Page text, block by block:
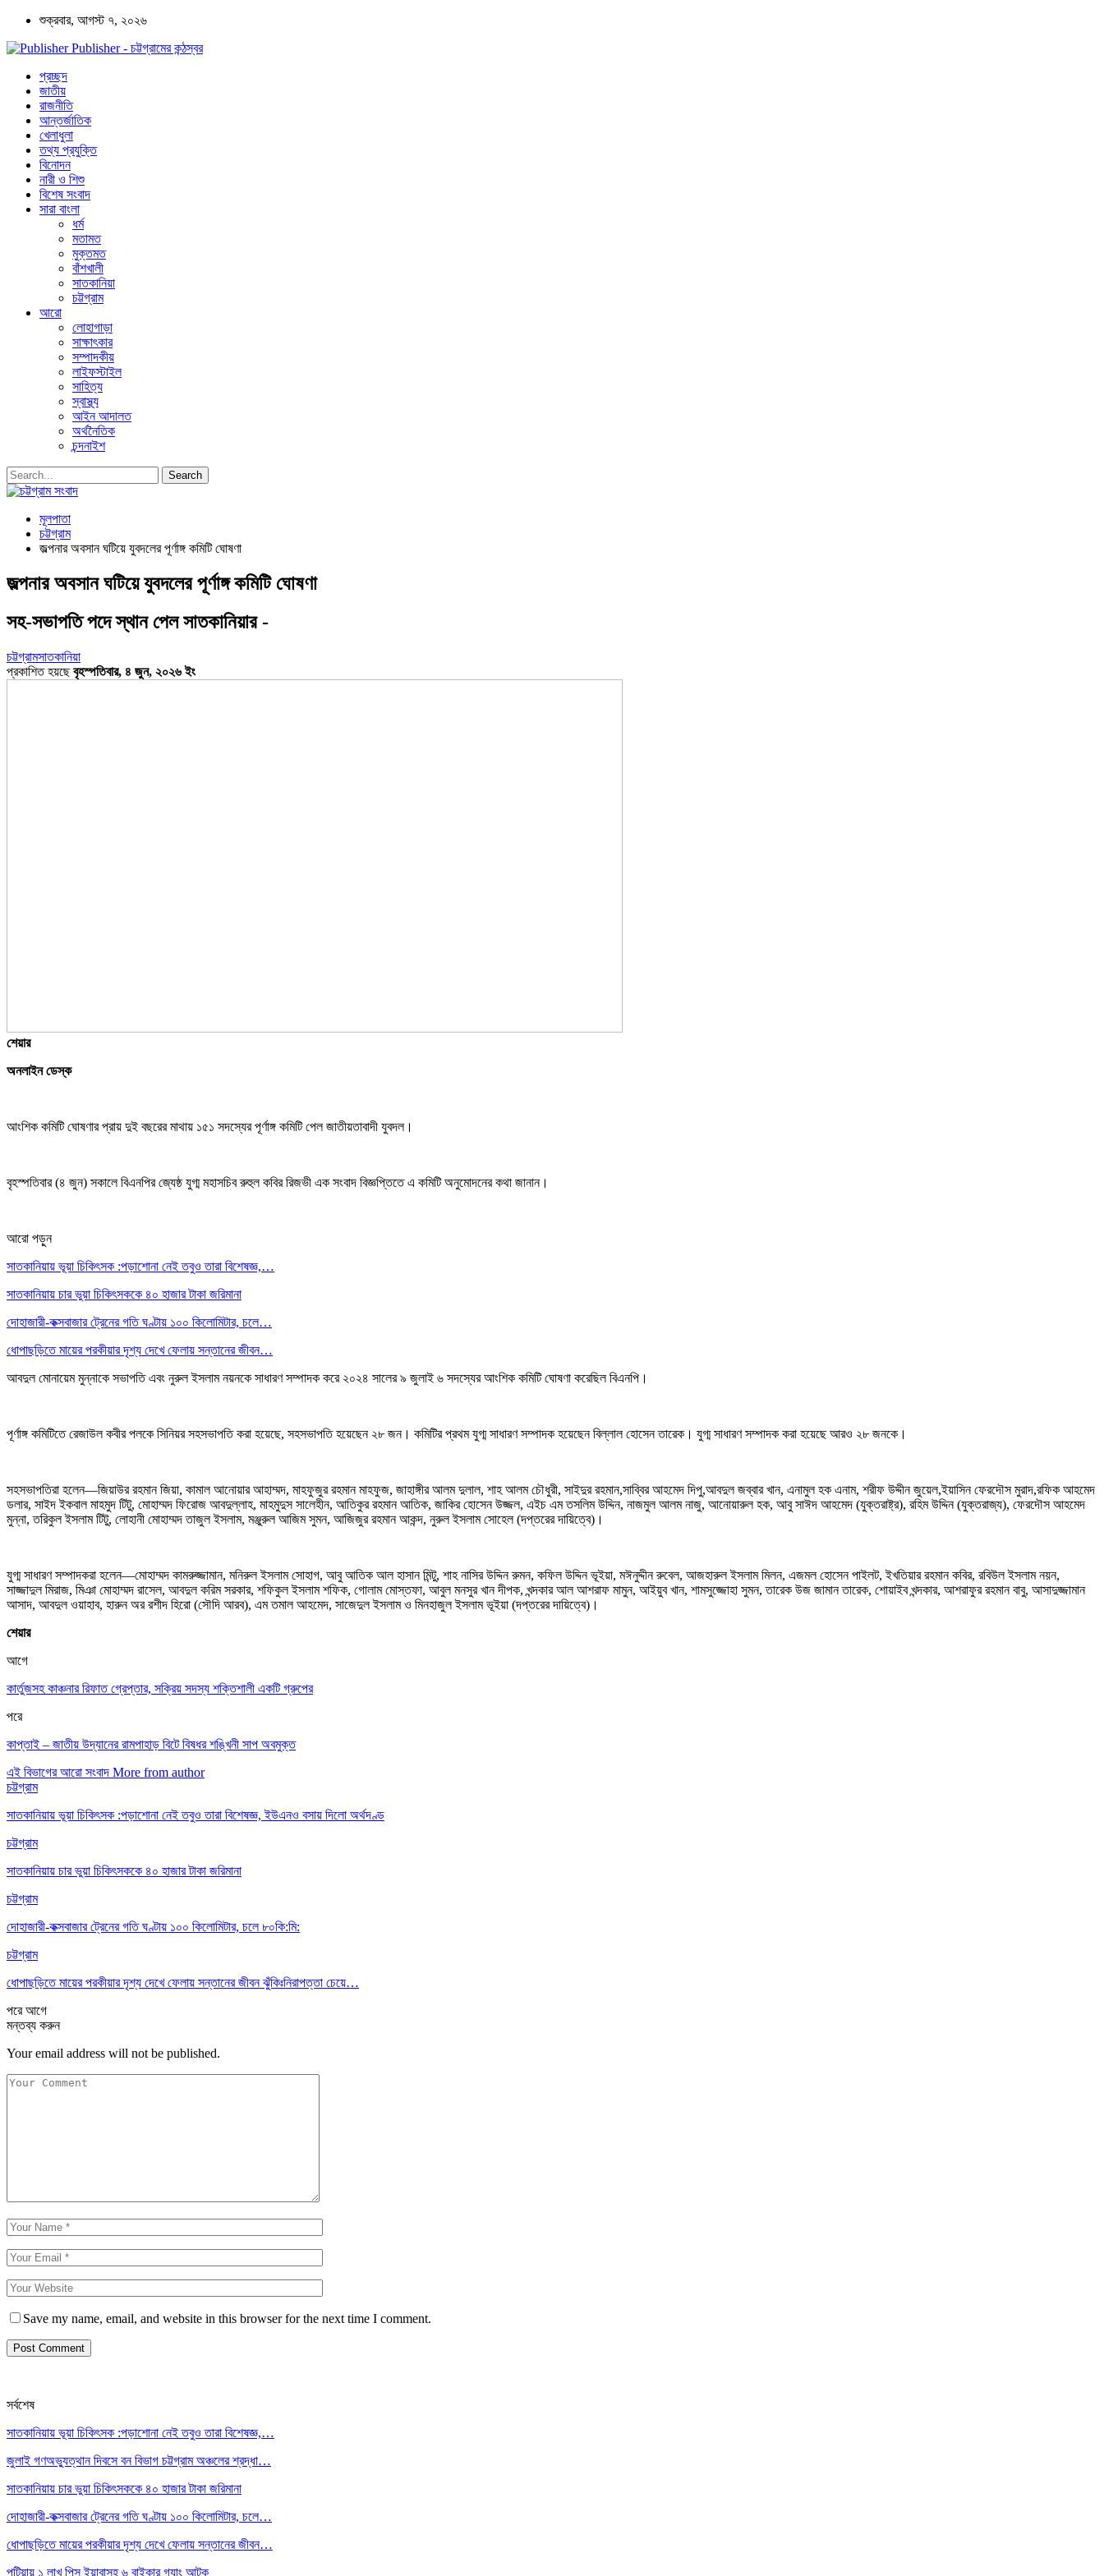
শুক্রবার, আগস্ট ৭, ২০২৬
Publisher - চট্টগ্রামের কন্ঠস্বর
প্রচ্ছদ
জাতীয়
রাজনীতি
আন্তর্জাতিক
খেলাধুলা
তথ্য প্রযুক্তি
বিনোদন
নারী ও শিশু
বিশেষ সংবাদ
সারা বাংলা
ধর্ম
মতামত
মুক্তমত
বাঁশখালী
সাতকানিয়া
চট্টগ্রাম
আরো
লোহাগাড়া
সাক্ষাৎকার
সম্পাদকীয়
লাইফস্টাইল
সাহিত্য
স্বাস্থ্য
আইন আদালত
অর্থনৈতিক
চন্দনাইশ
মূলপাতা
চট্টগ্রাম
জল্পনার অবসান ঘটিয়ে যুবদলের পূর্ণাঙ্গ কমিটি ঘোষণা
জল্পনার অবসান ঘটিয়ে যুবদলের পূর্ণাঙ্গ কমিটি ঘোষণা
সহ-সভাপতি পদে স্থান পেল সাতকানিয়ার -
চট্টগ্রামসাতকানিয়া
প্রকাশিত হয়ছেবৃহস্পতিবার, ৪ জুন, ২০২৬ ইং
শেয়ার
অনলাইন ডেস্ক
আংশিক কমিটি ঘোষণার প্রায় দুই বছরের মাথায় ১৫১ সদস্যের পূর্ণাঙ্গ কমিটি পেল জাতীয়তাবাদী যুবদল।
বৃহস্পতিবার (৪ জুন) সকালে বিএনপির জ্যেষ্ঠ যুগ্ম মহাসচিব রুহুল কবির রিজভী এক সংবাদ বিজ্ঞপ্তিতে এ কমিটি অনুমোদনের কথা জানান।
আরো পড়ুন
সাতকানিয়ায় ভূয়া চিকিৎসক :পড়াশোনা নেই তবুও তারা বিশেষজ্ঞ,…
সাতকানিয়ায় চার ভুয়া চিকিৎসককে ৪০ হাজার টাকা জরিমানা
দোহাজারী-কক্সবাজার ট্রেনের গতি ঘণ্টায় ১০০ কিলোমিটার, চলে…
ধোপাছড়িতে মায়ের পরকীয়ার দৃশ্য দেখে ফেলায় সন্তানের জীবন…
আবদুল মোনায়েম মুন্নাকে সভাপতি এবং নুরুল ইসলাম নয়নকে সাধারণ সম্পাদক করে ২০২৪ সালের ৯ জুলাই ৬ সদস্যের আংশিক কমিটি ঘোষণা করেছিল বিএনপি।
পূর্ণাঙ্গ কমিটিতে রেজাউল কবীর পলকে সিনিয়র সহসভাপতি করা হয়েছে, সহসভাপতি হয়েছেন ২৮ জন। কমিটির প্রথম যুগ্ম সাধারণ সম্পাদক হয়েছেন বিল্লাল হোসেন তারেক। যুগ্ম সাধারণ সম্পাদক করা হয়েছে আরও ২৮ জনকে।
সহসভাপতিরা হলেন—জিয়াউর রহমান জিয়া, কামাল আনোয়ার আহাম্মদ, মাহফুজুর রহমান মাহফুজ, জাহাঙ্গীর আলম দুলাল, শাহ আলম চৌধুরী, সাইদুর রহমান,সাব্বির আহমেদ দিপু,আবদুল জব্বার খান, এনামুল হক এনাম, শরীফ উদ্দীন জুয়েল,ইয়াসিন ফেরদৌস মুরাদ,রফিক আহমেদ
ডলার, সাইদ ইকবাল মাহমুদ টিটু, মোহাম্মদ ফিরোজ আবদুল্লাহ, মাহমুদুস সালেহীন, আতিকুর রহমান আতিক, জাকির হোসেন উজ্জল, এইচ এম তসলিম উদ্দিন, নাজমুল আলম নাজু, আনোয়ারুল হক, আবু সাঈদ আহমেদ (যুক্তরাষ্ট্র), রহিম উদ্দিন (যুক্তরাজ্য), ফেরদৌস আহমেদ
মুন্না, তরিকুল ইসলাম টিটু, লোহানী মোহাম্মদ তাজুল ইসলাম, মঞ্জুরুল আজিম সুমন, আজিজুর রহমান আকন্দ, নুরুল ইসলাম সোহেল (দপ্তরের দায়িত্বে)।
যুগ্ম সাধারণ সম্পাদকরা হলেন—মোহাম্মদ কামরুজ্জামান, মনিরুল ইসলাম সোহাগ, আবু আতিক আল হাসান মিন্টু, শাহ নাসির উদ্দিন রুমন, কফিল উদ্দিন ভূইয়া, মঈনুদ্দীন রুবেল, আজহারুল ইসলাম মিলন, এজমল হোসেন পাইলট, ইখতিয়ার রহমান কবির, রবিউল ইসলাম নয়ন,
সাজ্জাদুল মিরাজ, মিঞা মোহাম্মদ রাসেল, আবদুল করিম সরকার, শফিকুল ইসলাম শফিক, গোলাম মোস্তফা, আবুল মনসুর খান দীপক, খন্দকার আল আশরাফ মামুন, আইয়ুব খান, শামসুজ্জোহা সুমন, তারেক উজ জামান তারেক, শোয়াইব খন্দকার, আশরাফুর রহমান বাবু, আসাদুজ্জামান
আসাদ, আবদুল ওয়াহাব, হারুন অর রশীদ হিরো (সৌদি আরব), এম তমাল আহমেদ, সাজেদুল ইসলাম ও মিনহাজুল ইসলাম ভূইয়া (দপ্তরের দায়িত্বে)।
শেয়ার
আগে
কার্তুজসহ কাঞ্চনার রিফাত গ্রেপ্তার, সক্রিয় সদস্য শক্তিশালী একটি গ্রুপের
পরে
কাপ্তাই – জাতীয় উদ্যানের রামপাহাড় বিটে বিষধর শঙ্খিনী সাপ অবমুক্ত
এই বিভাগের আরো সংবাদ More from author
চট্টগ্রাম
সাতকানিয়ায় ভূয়া চিকিৎসক :পড়াশোনা নেই তবুও তারা বিশেষজ্ঞ, ইউএনও বসায় দিলো অর্থদণ্ড
চট্টগ্রাম
সাতকানিয়ায় চার ভুয়া চিকিৎসককে ৪০ হাজার টাকা জরিমানা
চট্টগ্রাম
দোহাজারী-কক্সবাজার ট্রেনের গতি ঘণ্টায় ১০০ কিলোমিটার, চলে ৮০কি:মি:
চট্টগ্রাম
ধোপাছড়িতে মায়ের পরকীয়ার দৃশ্য দেখে ফেলায় সন্তানের জীবন ঝুঁকিঃনিরাপত্তা চেয়ে…
পরেআগে
মন্তব্য করুন
Your email address will not be published.
Save my name, email, and website in this browser for the next time I comment.
সর্বশেষ
সাতকানিয়ায় ভূয়া চিকিৎসক :পড়াশোনা নেই তবুও তারা বিশেষজ্ঞ,…
জুলাই গণঅভ্যুত্থান দিবসে বন বিভাগ চট্টগ্রাম অঞ্চলের শ্রদ্ধা…
সাতকানিয়ায় চার ভুয়া চিকিৎসককে ৪০ হাজার টাকা জরিমানা
দোহাজারী-কক্সবাজার ট্রেনের গতি ঘণ্টায় ১০০ কিলোমিটার, চলে…
ধোপাছড়িতে মায়ের পরকীয়ার দৃশ্য দেখে ফেলায় সন্তানের জীবন…
পটিয়ায় ১ লাখ পিস ইয়াবাসহ ৬ বাইকার গ্যাং আটক